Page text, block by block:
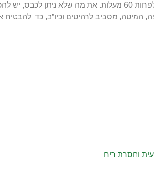
לכבס את המצעים ושאר טקסטיל נגוע בבית בטמפ’ של לפחות 60 מעלות. את
מסביב לרהיטים וכיו”ב, כדי להבטיח
וחסרת ריח.